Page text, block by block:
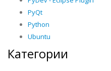
PyQt
Python
Ubuntu
Категории